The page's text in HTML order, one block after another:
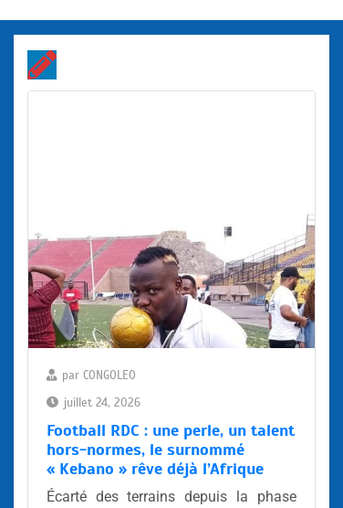
par CONGOLEO
juillet 24, 2026
Football RDC : une perle, un talent
hors-normes, le surnommé
« Kebano » rêve déjà l’Afrique
Écarté des terrains depuis la phase